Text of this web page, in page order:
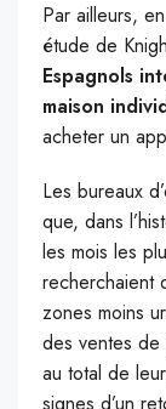
Par ailleurs,
étude de
Espagnols
maison
acheter un
Les bureaux
que, dans
les mois les
recherchaient
zones moins
des ventes
au total de